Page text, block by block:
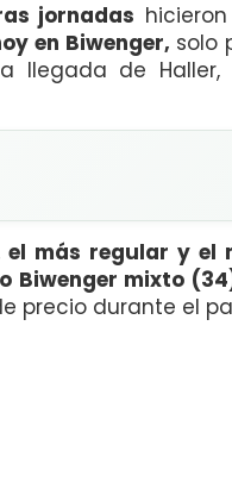
jornadas
en Biwenger, solo
llegada de
el más regular y el
Biwenger mixto
precio durante el